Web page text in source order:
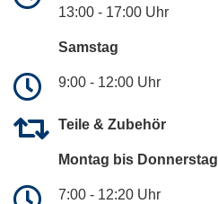
13:00 - 17:00 Uhr
Samstag
9:00 - 12:00 Uhr
Teile & Zubehör
Montag bis Donnerstag
7:00 - 12:20 Uhr